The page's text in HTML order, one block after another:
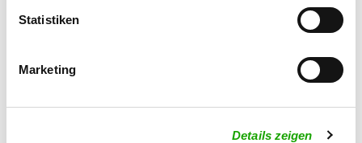
Statistiken
Marketing
Details zeigen
Details
09376 Oelsnitz
OG - Zwönitz
Details